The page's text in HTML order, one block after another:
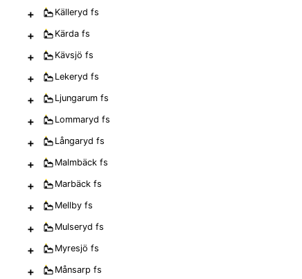
+ Källeryd fs
+ Kärda fs
+ Kävsjö fs
+ Lekeryd fs
+ Ljungarum fs
+ Lommaryd fs
+ Långaryd fs
+ Malmbäck fs
+ Marbäck fs
+ Mellby fs
+ Mulseryd fs
+ Myresjö fs
+ Månsarp fs